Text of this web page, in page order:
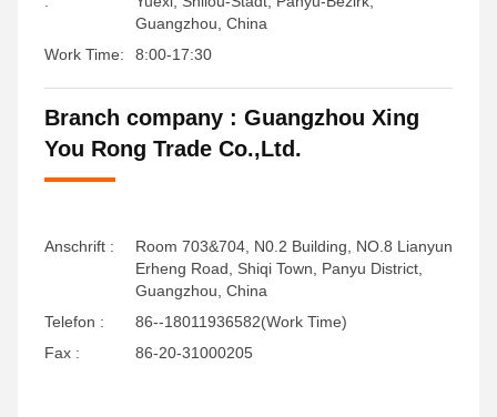
Guangzhou, China
Work Time:
8:00-17:30
Branch company : Guangzhou Xing
You Rong Trade Co.,Ltd.
Anschrift :
Room 703&704, N0.2 Building, NO.8 Lianyun
Erheng Road, Shiqi Town, Panyu District,
Guangzhou, China
Telefon :
86--18011936582(Work Time)
Fax :
86-20-31000205